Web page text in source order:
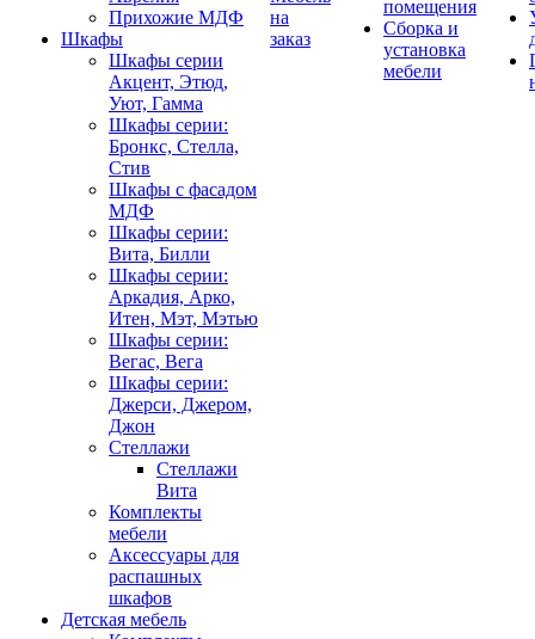
Прихожие МДФ
Шкафы
Шкафы серии
Акцент, Этюд,
Уют, Гамма
Шкафы серии:
Бронкс, Стелла,
Стив
Шкафы с фасадом
МДФ
Шкафы серии:
Вита, Билли
Шкафы серии:
Аркадия, Арко,
Итен, Мэт, Мэтью
Шкафы серии:
Вегас, Вега
Шкафы серии:
Джерси, Джером,
Джон
Стеллажи
Стеллажи
Вита
Комплекты
мебели
Аксессуары для
распашных
шкафов
Детская мебель
на
заказ
помещения
Сборка и
установка
мебели